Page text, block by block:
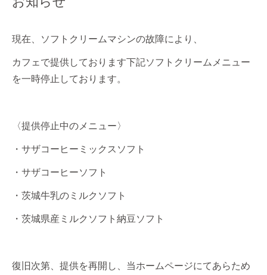
現在、ソフトクリームマシンの故障により、
カフェで提供しております下記ソフトクリームメニュー
を一時停止しております。
〈提供停止中のメニュー〉
・サザコーヒーミックスソフト
・サザコーヒーソフト
・茨城牛乳のミルクソフト
・茨城県産ミルクソフト納豆ソフト
復旧次第、提供を再開し、当ホームページにてあらため